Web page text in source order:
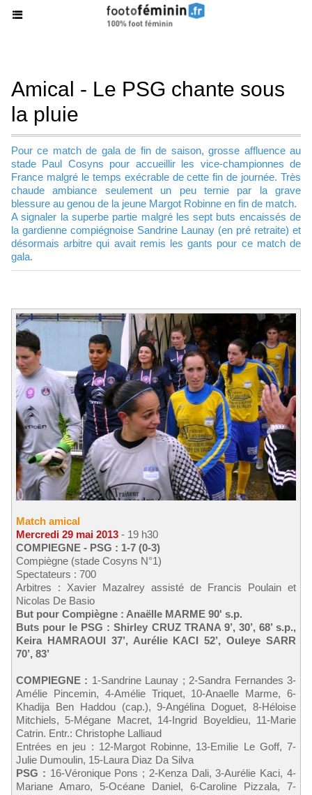
Amical - Le PSG chante sous
la pluie
Pour ce match de gala de fin de saison, grosse affluence au
stade Paul Cosyns pour accueillir les vice-championnes de
France malgré le temps exécrable de cette fin de journée. Très
chaude ambiance seulement un peu ternie par la grave
blessure au genou de la jeune Margot Robinne en fin de match.
A signaler la superbe partie malgré les sept buts encaissés de
la gardienne compiégnoise Sandrine Launay (en pré retraite) et
désormais arbitre qui avait remis les gants pour ce match de
gala.
Match amical
Mercredi 29 mai 2013 - 19 h30
COMPIEGNE - PSG : 1-7 (0-3)
Compiègne (stade Cosyns N°1)
Spectateurs : 700
Arbitres : Xavier Mazalrey assisté de Francis Poulain et
Nicolas De Basio
But pour Compiègne : Anaëlle MARME 90' s.p.
Buts pour le PSG : Shirley CRUZ TRANA 9’, 30’, 68’ s.p.,
Keira HAMRAOUI 37’, Aurélie KACI 52’, Ouleye SARR
70’, 83’
COMPIEGNE : 1-Sandrine Launay ; 2-Sandra Fernandes 3-
Amélie Pincemin, 4-Amélie Triquet, 10-Anaelle Marme, 6-
Khadija Ben Haddou (cap.), 9-Angélina Doguet, 8-Héloise
Mitchiels, 5-Mégane Macret, 14-Ingrid Boyeldieu, 11-Marie
Catrin. Entr.: Christophe Lalliaud
Entrées en jeu : 12-Margot Robinne, 13-Emilie Le Goff, 7-
Julie Dumoulin, 15-Laura Diaz Da Silva
PSG : 16-Véronique Pons ; 2-Kenza Dali, 3-Aurélie Kaci, 4-
Mariane Amaro, 5-Océane Daniel, 6-Caroline Pizzala, 7-